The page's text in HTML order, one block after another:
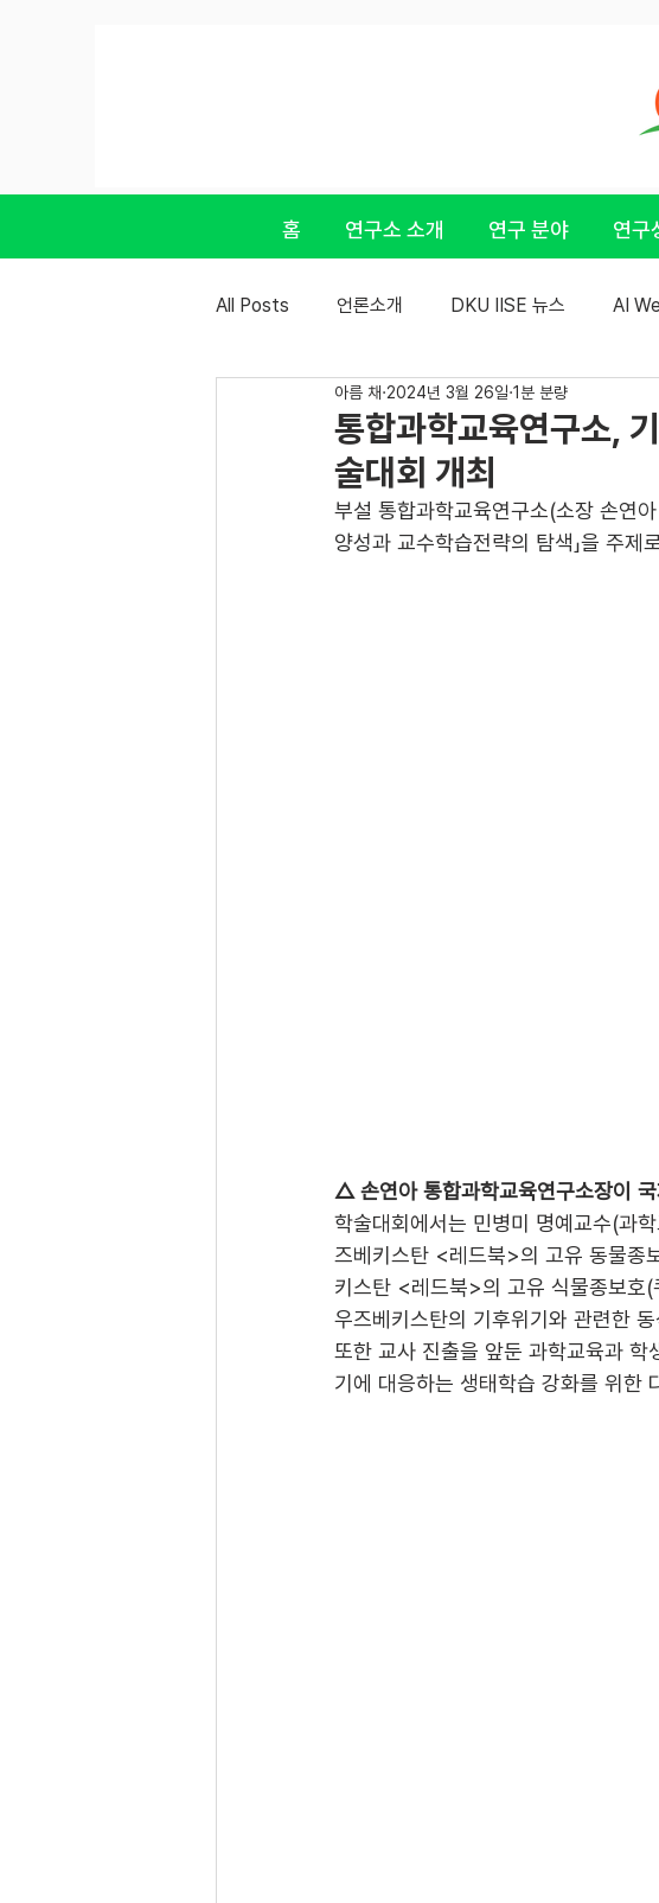
홈 연구소 소개 연구 분야 연구
All Posts 언론소개 DKU IISE 뉴스 AI
통합과학교육연구소,
술대회 개최
아름 채 2024년 3월 26일 1분 분량
부설 통합과학교육연구소(소장 손연
양성과 교수학습전략의 탐색」을 주
△ 손연아 통합과학교육연구소장이
학술대회에서는 민병미 명예교수(과학
즈베키스탄 <레드북>의 고유 동물종
키스탄 <레드북>의 고유 식물종보호(
우즈베키스탄의 기후위기와 관련한
또한 교사 진출을 앞둔 과학교육과 학
기에 대응하는 생태학습 강화를 위한